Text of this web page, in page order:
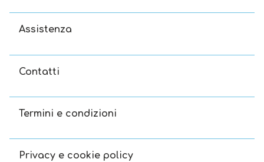
Assistenza
Contatti
Termini e condizioni
Privacy e cookie policy